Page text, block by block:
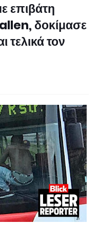
επιβάτη
δοκίμασε
τελικά τον